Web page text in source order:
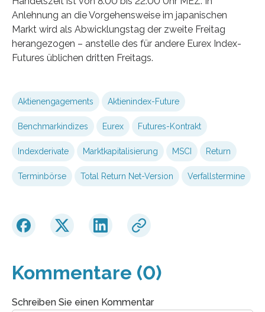
Anlehnung an die Vorgehensweise im japanischen
Markt wird als Abwicklungstag der zweite Freitag
herangezogen – anstelle des für andere Eurex Index-
Futures üblichen dritten Freitags.
Aktienengagements Aktienindex-Future
Benchmarkindizes Eurex Futures-Kontrakt
Indexderivate Marktkapitalisierung MSCI Return
Terminbörse Total Return Net-Version Verfallstermine
Kommentare (0)
Schreiben Sie einen Kommentar